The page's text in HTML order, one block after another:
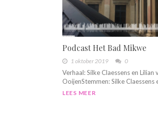
Podcast Het Bad Mikwe
1 oktober 2019 0
Verhaal: Silke Claessens en Lilian
OoijenStemmen: Silke Claessens
LEES MEER